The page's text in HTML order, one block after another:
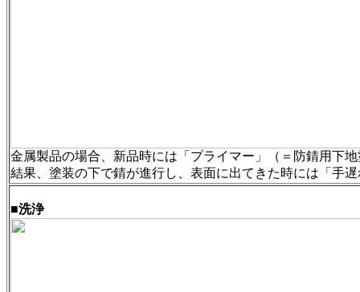
金属製品の場合、新品時には「プライマー」（＝防錆用下
結果、塗装の下で錆が進行し、表面に出てきた時には「手
■洗浄